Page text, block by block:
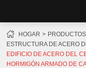
HOGAR PRODUCTOS
ESTRUCTURA DE ACERO
EDIFICIO DE ACERO DEL
HORMIGÓN ARMADO DE